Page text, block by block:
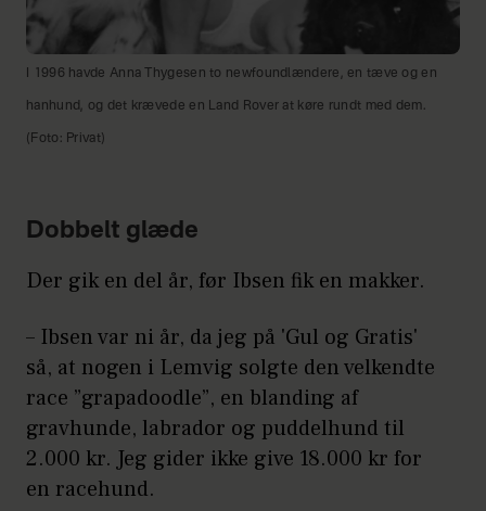
I 1996 havde Anna Thygesen to newfoundlændere, en tæve og en
hanhund, og det krævede en Land Rover at køre rundt med dem.
(Foto: Privat)
Dobbelt glæde
Der gik en del år, før Ibsen fik en makker.
– Ibsen var ni år, da jeg på 'Gul og Gratis'
så, at nogen i Lemvig solgte den velkendte
race ”grapadoodle”, en blanding af
gravhunde, labrador og puddelhund til
2.000 kr. Jeg gider ikke give 18.000 kr for
en racehund.